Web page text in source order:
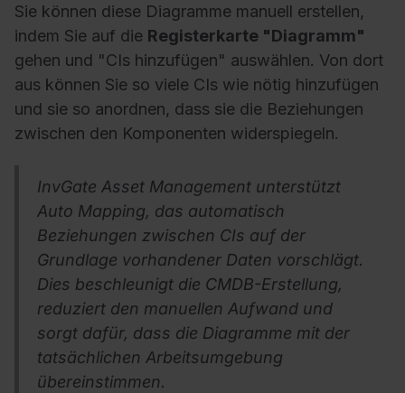
Sie können diese Diagramme manuell erstellen,
indem Sie auf die Registerkarte "Diagramm"
gehen und "CIs hinzufügen" auswählen. Von dort
aus können Sie so viele CIs wie nötig hinzufügen
und sie so anordnen, dass sie die Beziehungen
zwischen den Komponenten widerspiegeln.
InvGate Asset Management unterstützt
Auto Mapping, das automatisch
Beziehungen zwischen CIs auf der
Grundlage vorhandener Daten vorschlägt.
Dies beschleunigt die CMDB-Erstellung,
reduziert den manuellen Aufwand und
sorgt dafür, dass die Diagramme mit der
tatsächlichen Arbeitsumgebung
übereinstimmen.